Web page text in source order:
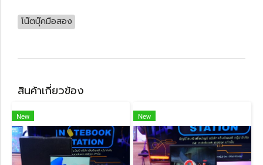
โน๊ตบุ๊คมือสอง
สินค้าเกี่ยวข้อง
New New